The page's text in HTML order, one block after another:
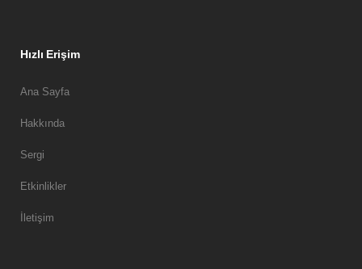
Hızlı Erişim
Ana Sayfa
Hakkında
Sergi
Etkinlikler
İletişim